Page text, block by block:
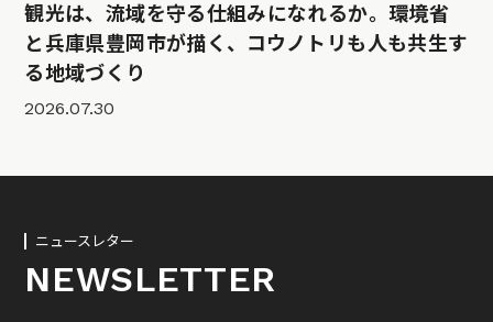
観光は、流域を守る仕組みになれるか。環境省
と兵庫県豊岡市が描く、コウノトリも人も共生す
る地域づくり
2026.07.30
ニュースレター
NEWSLETTER